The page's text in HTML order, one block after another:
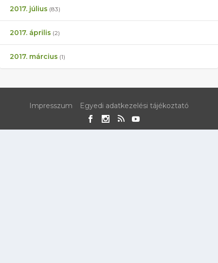
2017. július (83)
2017. április (2)
2017. március (1)
Impresszum Egyedi adatkezelési tájékoztató